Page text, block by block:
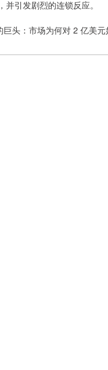
引发剧烈的连锁反应。
头：市场为何对 2 亿美元